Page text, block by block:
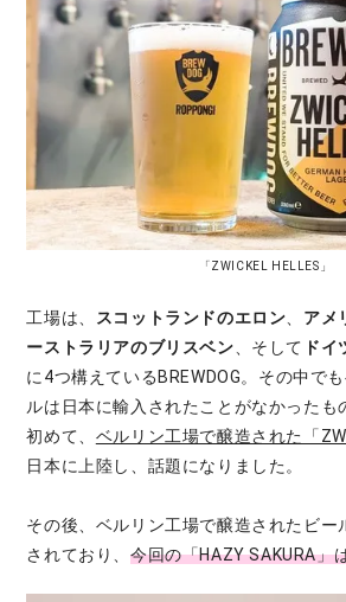
「ZWICKEL HELLES」
工場は、 スコットランドのエロン、 アメ
ーストラリアのブリスベン、そして ドイ
に4つ構えているBREWDOG。その中で
ルは日本に輸入されたことがなかったも
初めて、 ベルリン工場で醸造された「
日本に上陸し、話題になりました。
その後、ベルリン工場で醸造されたビー
されており、 今回の「HAZY SAKURA」